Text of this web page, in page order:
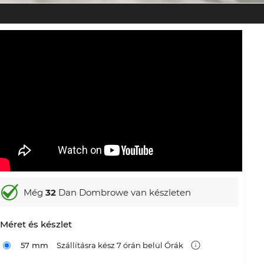
Még32 Dan Dombrowe van készleten
Méret és készlet
57 mm Szállításra kész 7 órán belül Órák